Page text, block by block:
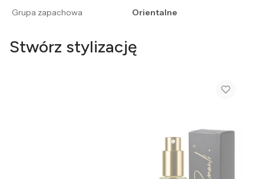
Grupa zapachowa
Orientalne
Stwórz stylizację